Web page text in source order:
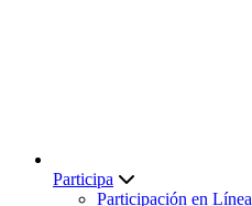
Participa
Participación en Línea